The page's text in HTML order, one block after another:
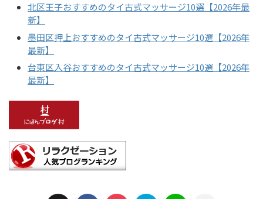
北区王子おすすめのタイ古式マッサージ10選【2026年最
新】
墨田区押上おすすめのタイ古式マッサージ10選【2026年
最新】
台東区入谷おすすめのタイ古式マッサージ10選【2026年
最新】